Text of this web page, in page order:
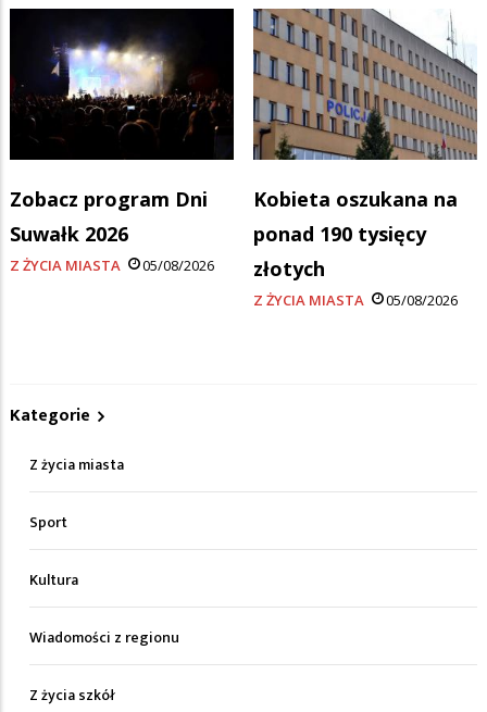
Zobacz program Dni
Suwałk 2026
Z ŻYCIA MIASTA 05/08/2026
Kobieta oszukana na
ponad 190 tysięcy
złotych
Z ŻYCIA MIASTA 05/08/2026
Kategorie
Z życia miasta
Sport
Kultura
Wiadomości z regionu
Z życia szkół